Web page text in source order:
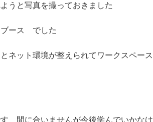
うと写真を撮っておきました
ブース でした
ネット環境が整えられてワークスペース
間に合いませんが今後学んでいかなけ